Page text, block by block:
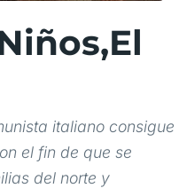
italiano consigue
el fin de que se
del norte y